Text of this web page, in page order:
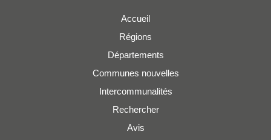
Accueil
Régions
Départements
Communes nouvelles
Intercommunalités
Rechercher
Avis